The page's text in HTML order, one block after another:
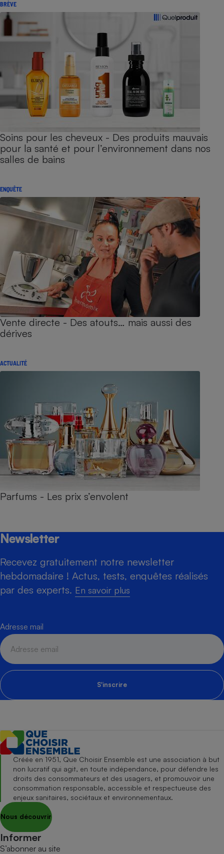
BRÈVE
Soins pour les cheveux - Des produits mauvais
pour la santé et pour l’environnement dans nos
salles de bains
ENQUÊTE
Vente directe - Des atouts… mais aussi des
dérives
ACTUALITÉ
Parfums - Les prix s’envolent
Newsletter
Recevez gratuitement notre newsletter
hebdomadaire ! Actus, tests, enquêtes réalisés
par des experts. En savoir plus
Adresse mail
S'inscrire
Créée en 1951, Que Choisir Ensemble est une association à but
non lucratif qui agit, en toute indépendance, pour défendre les
droits des consommateurs et des usagers, et promouvoir une
consommation responsable, accessible et respectueuse des
enjeux sanitaires, sociétaux et environnementaux.
Nous découvrir
Informer
S’abonner au site